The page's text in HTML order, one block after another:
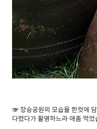
☞ 장승공원의 모습을 한컷에
다렸다가 촬영하느라 애좀 먹